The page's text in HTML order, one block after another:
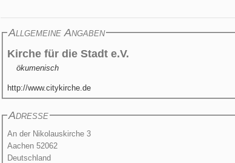
Allgemeine Angaben
Kirche für die Stadt e.V.
ökumenisch
http://www.citykirche.de
Adresse
An der Nikolauskirche 3
Aachen 52062
Deutschland